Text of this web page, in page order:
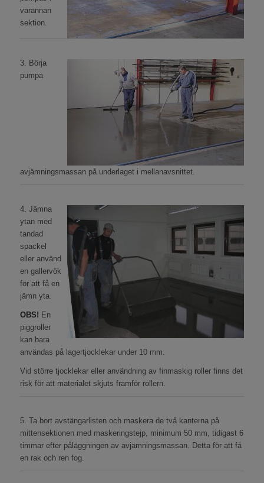
varannan
sektion.
3. Börja
pumpa
avjämningsmassan på underlaget i mellanavsnittet.
4. Jämna
ytan med
tandad
spackel
eller använd
en gallervök
för att få en
jämn yta.
OBS! En
piggroller
kan bara
användas på lagertjocklekar under 10 mm.
Vid större tjocklekar eller användning av finmaskig roller finns det
risk för att materialet skjuts framför rollern.
5. Ta bort avstängarlisten och maskera de två kanterna på
mittensektionen med maskeringstejp, minimum 50 mm, tidigast 6
timmar efter påläggningen av avjämningsmassan. Detta för att få
en rak och ren fog.